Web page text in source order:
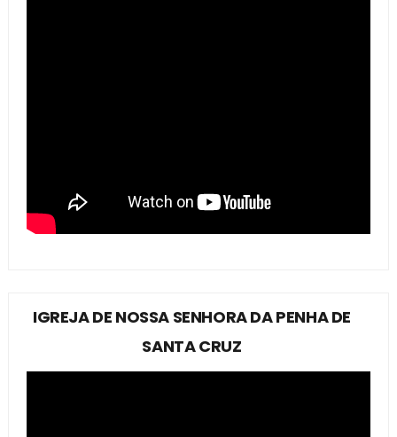
IGREJA DE NOSSA SENHORA DA PENHA DE
SANTA CRUZ